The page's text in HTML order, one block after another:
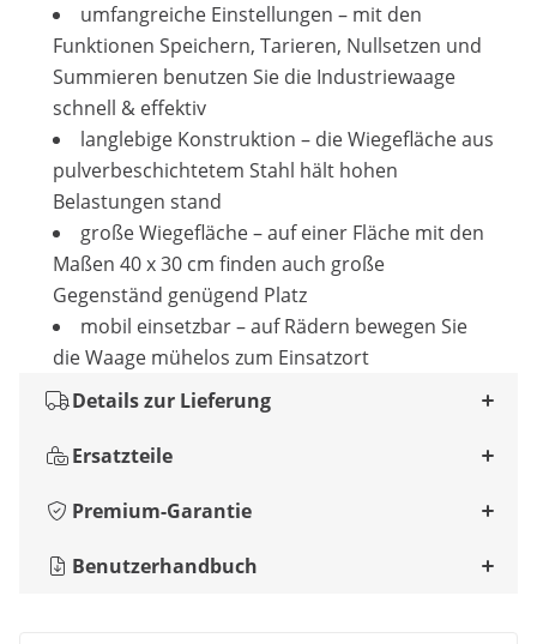
umfangreiche Einstellungen – mit den
Funktionen Speichern, Tarieren, Nullsetzen und
Summieren benutzen Sie die Industriewaage
schnell & effektiv
langlebige Konstruktion – die Wiegefläche aus
pulverbeschichtetem Stahl hält hohen
Belastungen stand
große Wiegefläche – auf einer Fläche mit den
Maßen 40 x 30 cm finden auch große
Gegenständ genügend Platz
mobil einsetzbar – auf Rädern bewegen Sie
die Waage mühelos zum Einsatzort
Details zur Lieferung
Ersatzteile
Premium-Garantie
Benutzerhandbuch